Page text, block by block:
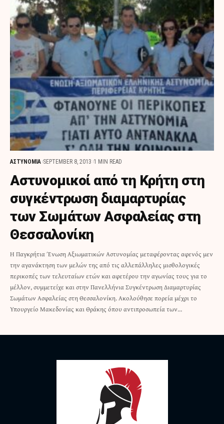
ΑΣΤΥΝΟΜΙΑ SEPTEMBER 8, 2013 1 MIN READ
Αστυνομικοί από τη Κρήτη στη
συγκέντρωση διαμαρτυρίας
των Σωμάτων Ασφαλείας στη
Θεσσαλονίκη
Η Παγκρήτια Ένωση Αξιωματικών Αστυνομίας μεταφέροντας αφενός μεν
την αγανάκτηση των μελών της από τις αλλεπάλληλες μισθολογικές
περικοπές των τελευταίων ετών και αφετέρου την αγωνίας τους για το
μέλλον, συμμετείχε και στην Πανελλήνια Συγκέντρωση Διαμαρτυρίας
Σωμάτων Ασφαλείας στη Θεσσαλονίκη. Ακολούθησε πορεία μέχρι το
Υπουργείο Μακεδονίας και Θράκης όπου αντιπροσωπεία των…